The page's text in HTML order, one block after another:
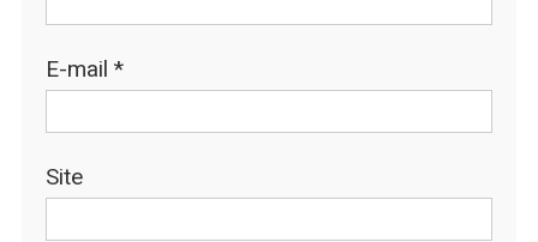
E-mail *
Site